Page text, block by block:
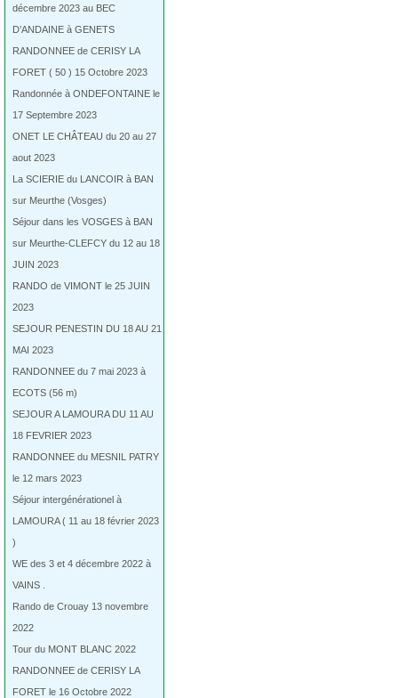
décembre 2023 au BEC
D’ANDAINE à GENETS
RANDONNEE de CERISY LA
FORET ( 50 ) 15 Octobre 2023
Randonnée à ONDEFONTAINE le
17 Septembre 2023
ONET LE CHÂTEAU du 20 au 27
aout 2023
La SCIERIE du LANCOIR à BAN
sur Meurthe (Vosges)
Séjour dans les VOSGES à BAN
sur Meurthe-CLEFCY du 12 au 18
JUIN 2023
RANDO de VIMONT le 25 JUIN
2023
SEJOUR PENESTIN DU 18 AU 21
MAI 2023
RANDONNEE du 7 mai 2023 à
ECOTS (56 m)
SEJOUR A LAMOURA DU 11 AU
18 FEVRIER 2023
RANDONNEE du MESNIL PATRY
le 12 mars 2023
Séjour intergénérationel à
LAMOURA ( 11 au 18 février 2023
)
WE des 3 et 4 décembre 2022 à
VAINS .
Rando de Crouay 13 novembre
2022
Tour du MONT BLANC 2022
RANDONNEE de CERISY LA
FORET le 16 Octobre 2022